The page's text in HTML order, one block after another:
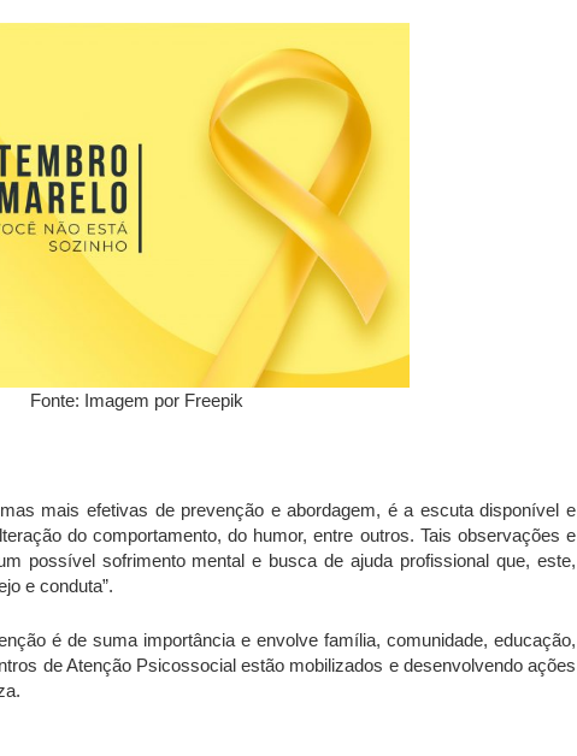
Fonte: Imagem por Freepik
mais efetivas de prevenção e abordagem, é a escuta disponível e
do comportamento, do humor, entre outros. Tais observações e
possível sofrimento mental e busca de ajuda profissional que, este,
e conduta”.
é de suma importância e envolve família, comunidade, educação,
de Atenção Psicossocial estão mobilizados e desenvolvendo ações